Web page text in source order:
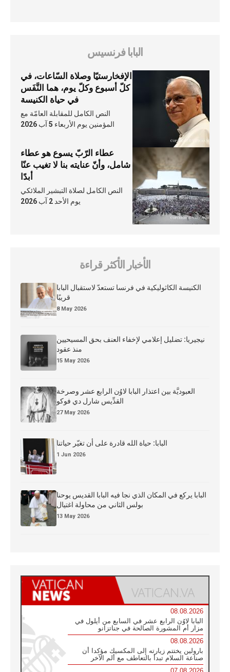
البابا فرنسيس
الإفخارستيّا وصلاة السّاعات، في
كلّ أسبوع وكلّ يوم، هما النَّفَس
في حياة الكنيسة
النص الكامل للمقابلة العامّة مع
المؤمنين يوم الأربعاء 5 آب 2026
عطاء الرّبّ يسوع هو عطاء
شامل، وأنّ عنايته بنا لا تغيب عنّا
أبدًا
النص الكامل لصلاة التبشير الملائكي
يوم الأحد 2 آب 2026
الأخبار الأكثر قراءة
الكنيسة الكاثوليكية في فرنسا تستعدّ لاستقبال البابا
قريبًا
8 May 2026
نيجيريا: تضليل إعلامي لإخفاء العنف بحق المسيحيين
منذ عقود
15 May 2026
العبوديَّة بين اعتذار البابا لاوُن الرابع عشر وصرخة
القدِّيس شارل دي فوكو
27 May 2026
البابا: حياة الله قادرة على أن تغيّر حياتنا
1 Jun 2026
البابا يركع في المكان الذي نجا فيه البابا القديس يوحنا
بولس الثاني من محاولة اغتيال
13 May 2026
08.08.2026
البابا لاوُن الرابع عشر في السابع من أيلول في
مزار أم المشورة الصالحة في جناتزانو
08.08.2026
بارولين يختتم زيارته إلى المكسيك مؤكدا أن
صناعة السلام تبدأ بالتعاطف مع ألم الآخر